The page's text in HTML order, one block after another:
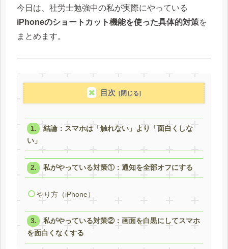
今日は、社労士勉強中の私が実際にやっている
iPhoneのショートカット機能を使った具体的対策を
まとめます。
目次
結論：スマホは「触れない」より「面白くしな
い」
私がやっている対策①：通知を全部オフにする
やり方（iPhone）
私がやっている対策②：画面を白黒にしてスマホ
を面白くなくする